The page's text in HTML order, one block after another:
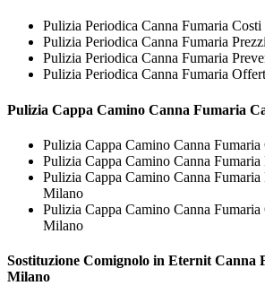
Pulizia Periodica Canna Fumaria
Pulizia Periodica Canna Fumaria
Pulizia Periodica Canna Fumaria
Pulizia Periodica Canna Fumaria
Pulizia Cappa Camino Canna Fumaria
Pulizia Cappa Camino Canna
Pulizia Cappa Camino Canna
Pulizia Cappa Camino Canna
Milano
Pulizia Cappa Camino Canna
Milano
Sostituzione Comignolo in Eternit Canna
Milano